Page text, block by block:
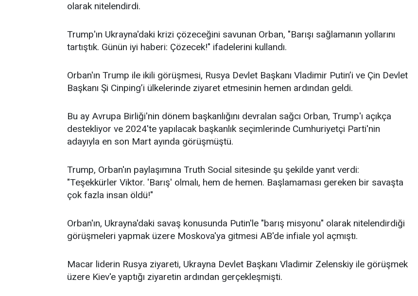
olarak nitelendirdi.
Trump'ın Ukrayna'daki krizi çözeceğini savunan Orban, "Barışı sağlamanın yollarını
tartıştık. Günün iyi haberi: Çözecek!" ifadelerini kullandı.
Orban'ın Trump ile ikili görüşmesi, Rusya Devlet Başkanı Vladimir Putin’i ve Çin Devlet
Başkanı Şi Cinping’i ülkelerinde ziyaret etmesinin hemen ardından geldi.
Bu ay Avrupa Birliği'nin dönem başkanlığını devralan sağcı Orban, Trump'ı açıkça
destekliyor ve 2024'te yapılacak başkanlık seçimlerinde Cumhuriyetçi Parti'nin
adayıyla en son Mart ayında görüşmüştü.
Trump, Orban'ın paylaşımına Truth Social sitesinde şu şekilde yanıt verdi:
"Teşekkürler Viktor. 'Barış' olmalı, hem de hemen. Başlamaması gereken bir savaşta
çok fazla insan öldü!"
Orban'ın, Ukrayna'daki savaş konusunda Putin'le "barış misyonu" olarak nitelendirdiği
görüşmeleri yapmak üzere Moskova'ya gitmesi AB'de infiale yol açmıştı.
Macar liderin Rusya ziyareti, Ukrayna Devlet Başkanı Vladimir Zelenskiy ile görüşmek
üzere Kiev'e yaptığı ziyaretin ardından gerçekleşmişti.